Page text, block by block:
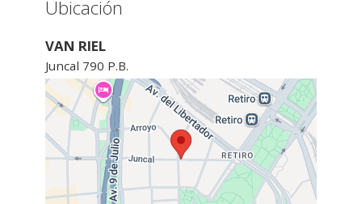
Ubicación
VAN RIEL
Juncal 790 P.B.